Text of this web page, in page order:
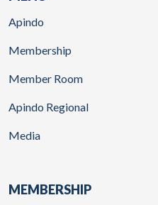
Apindo
Membership
Member Room
Apindo Regional
Media
MEMBERSHIP